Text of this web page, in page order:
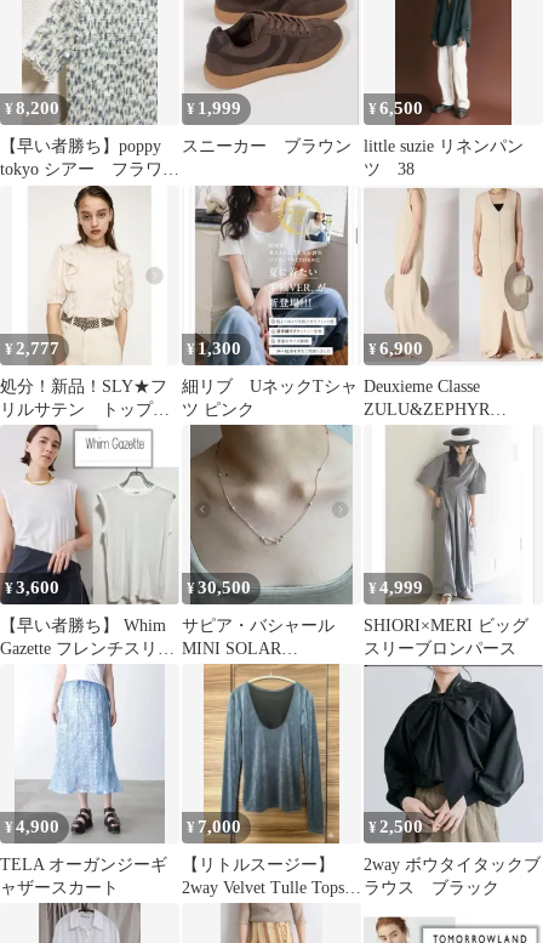
¥8,200
【早い者勝ち】poppy
tokyo シアー フラワー
シャーリング ブラウ
¥ 1,999
スニーカー ブラウン
¥6,500
little suzie リネンパン
ツ 38
¥ 2,777
処分！新品！SLY★フ
リルサテン トップ
ス ブラウス シャツ
¥ 1,300
細リブ UネックTシャ
ツ ピンク
¥6,900
Deuxieme Classe
ZULU&ZEPHYR
¥3,600
【早い者勝ち】 Whim
Gazette フレンチスリー
ブプルオーバー
¥30,500
サピア・バシャール
MINI SOLAR
NECKLACE
¥ 4,999
SHIORI×MERI ビッグ
スリーブロンパース
¥4,900
TELA オーガンジーギ
ャザースカート
¥ 7,000
【リトルスージー】
2way Velvet Tulle Tops
長袖カットソー
¥2,500
2way ボウタイタックブ
ラウス ブラック